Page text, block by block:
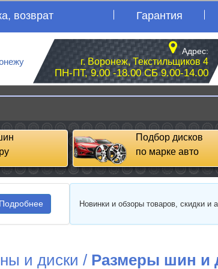
возврат Гарантия
Адрес:
г. Воронеж, Текстильщиков 4
ПН-ПТ, 9.00 -18.00 СБ 9.00-14.00
Подбор дисков
по марке авто
Подробнее Новинки и обзоры товаров, скидки и
и диски / Размеры шин и